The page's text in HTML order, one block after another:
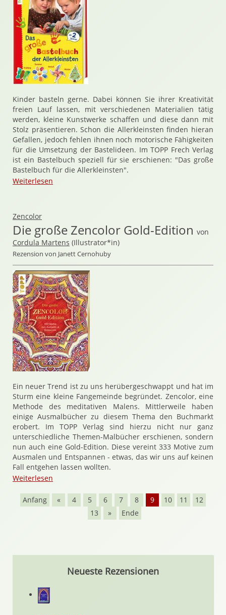
Kinder basteln gerne. Dabei können Sie ihrer Kreativität
freien Lauf lassen, mit verschiedenen Materialien tätig
werden, kleine Kunstwerke schaffen und diese dann mit
Stolz präsentieren. Schon die Allerkleinsten finden hieran
Gefallen, jedoch fehlen ihnen noch motorische Fähigkeiten
für die Umsetzung der Bastelideen. Im TOPP Frech Verlag
ist ein Bastelbuch speziell für sie erschienen: "Das große
Bastelbuch für die Allerkleinsten".
Weiterlesen
Zencolor
Die große Zencolor Gold-Edition von
Cordula Martens (Illustrator*in)
Rezension von Janett Cernohuby
Ein neuer Trend ist zu uns herübergeschwappt und hat im
Sturm eine kleine Fangemeinde begründet. Zencolor, eine
Methode des meditativen Malens. Mittlerweile haben
einige Ausmalbücher zu diesem Thema den Buchmarkt
erobert. Im TOPP Verlag sind hierzu nicht nur ganz
unterschiedliche Themen-Malbücher erschienen, sondern
nun auch eine Gold-Edition. Diese vereint 333 Motive zum
Ausmalen und Entspannen - etwas, das wir uns auf keinen
Fall entgehen lassen wollten.
Weiterlesen
Anfang « 4 5 6 7 8 9 10 11
12
13
» Ende
Neueste Rezensionen